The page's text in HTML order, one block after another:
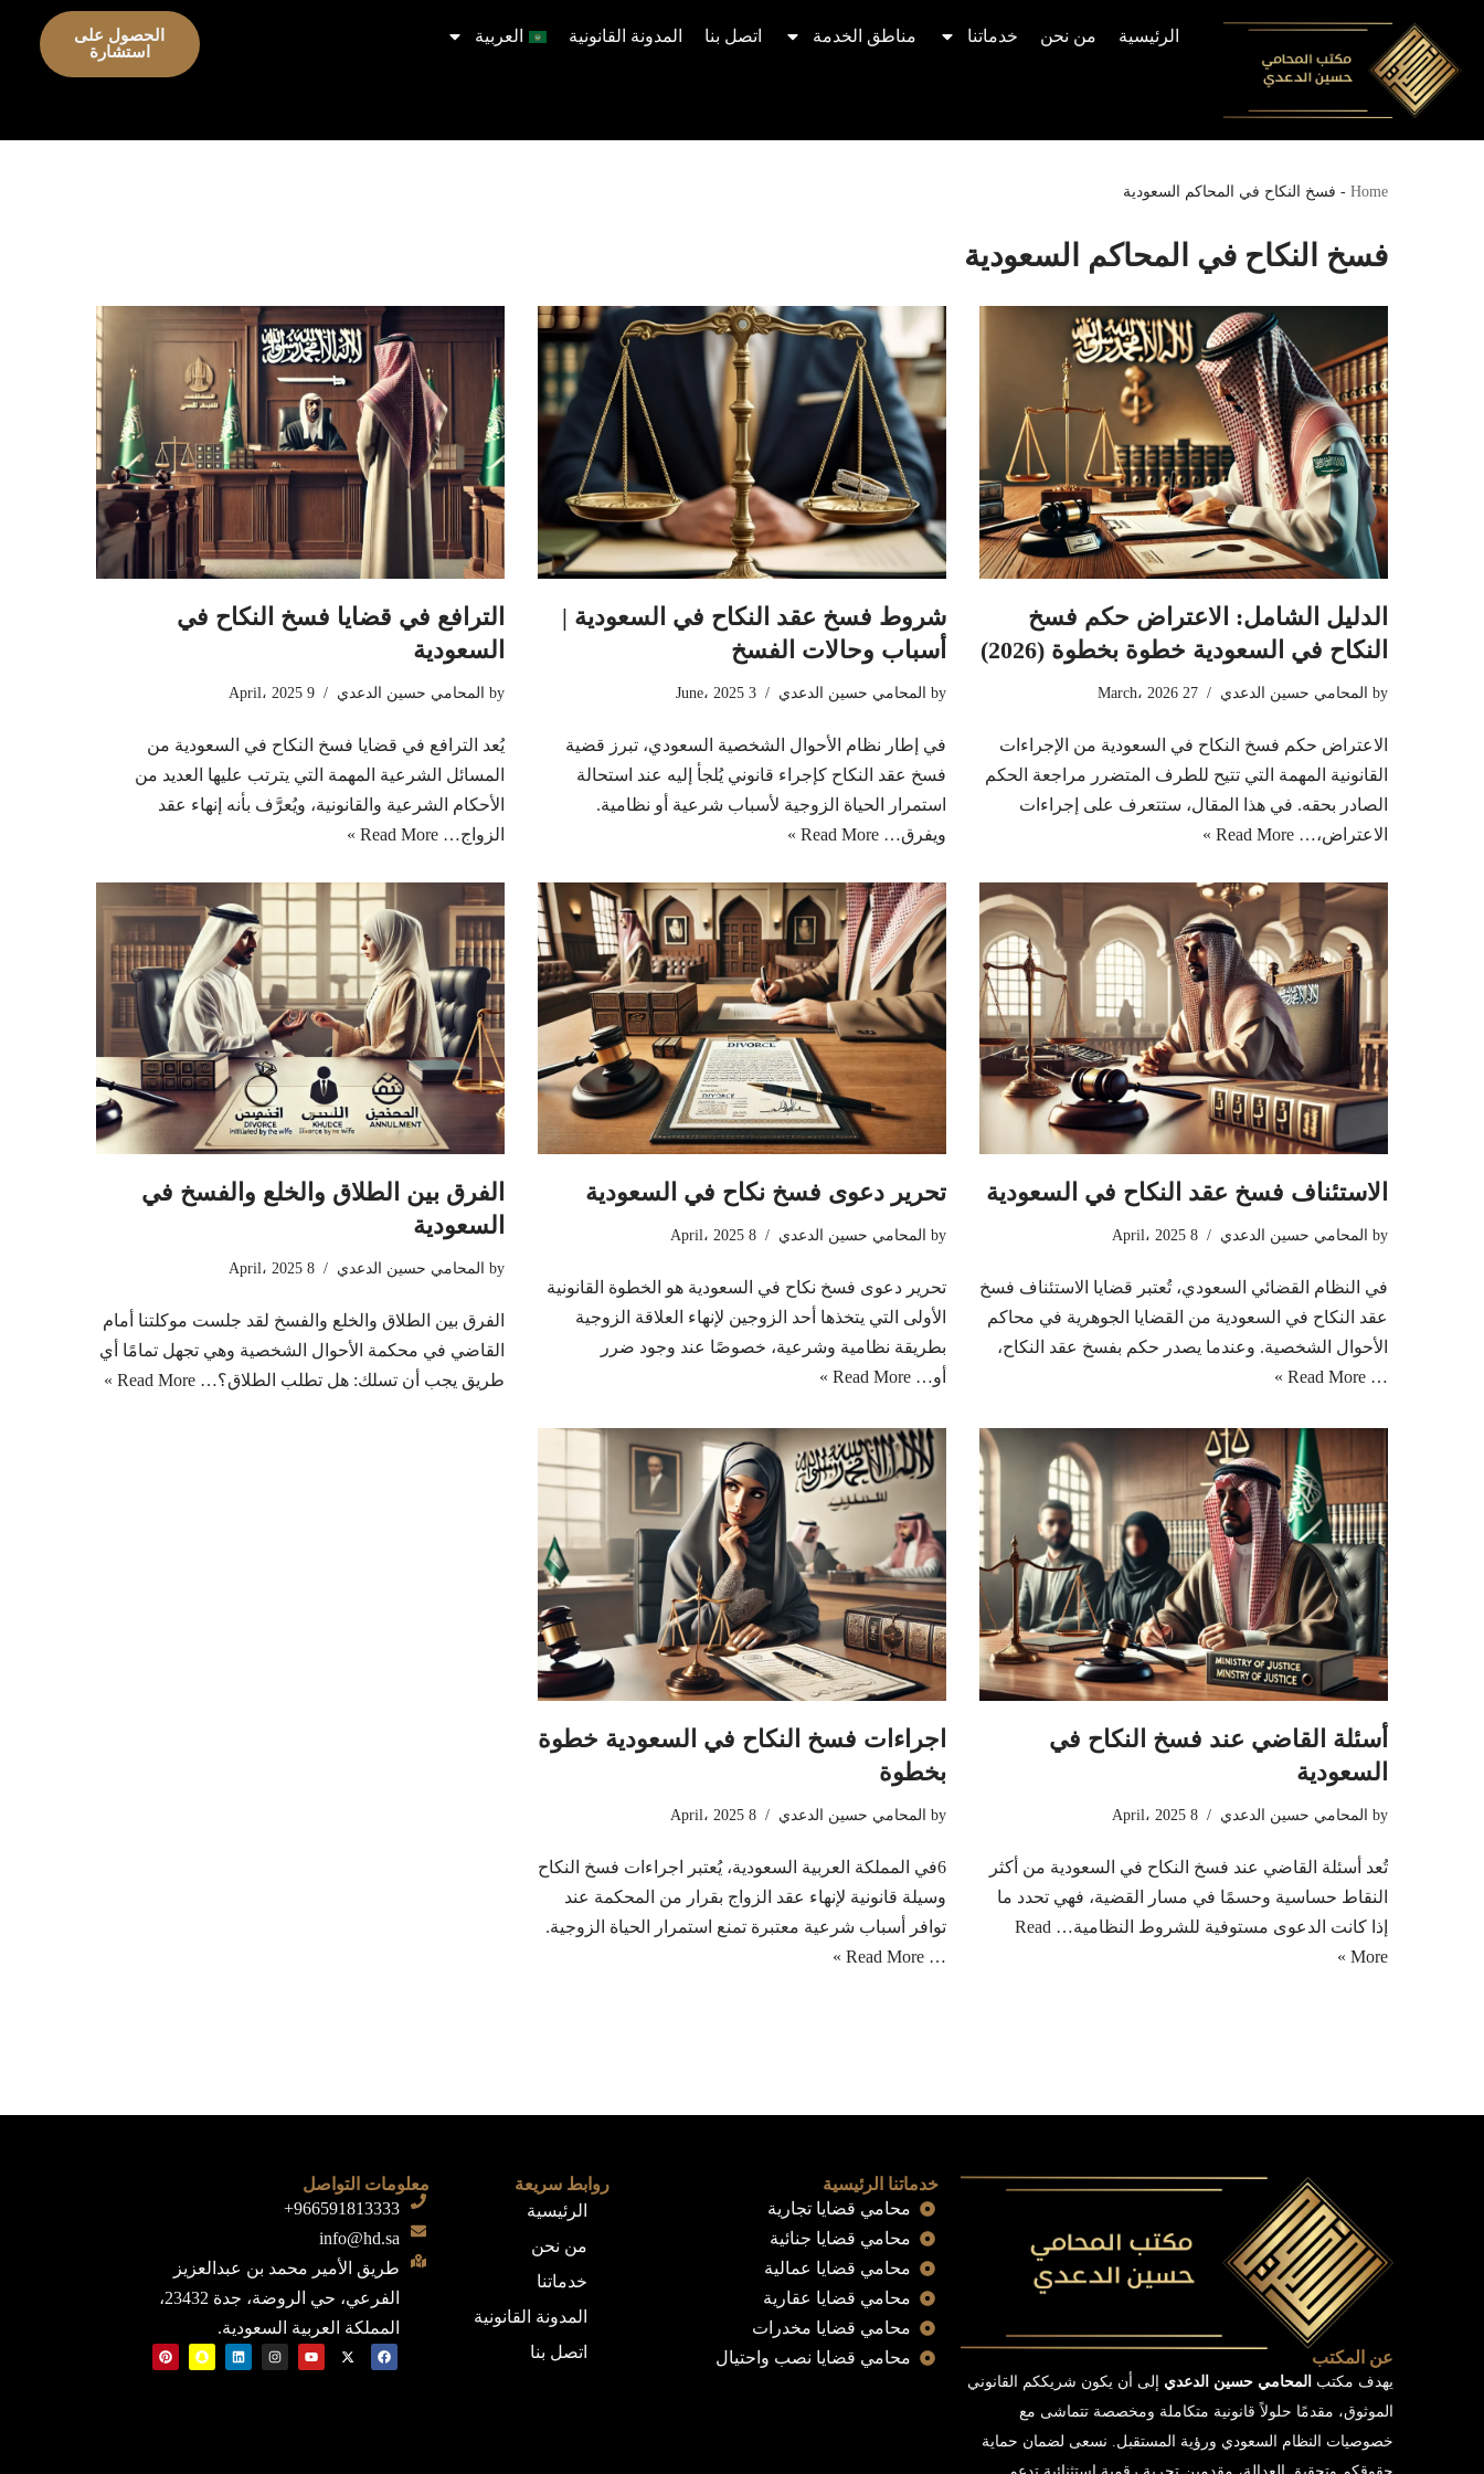
Skip
content
الرئيسية من نحن خدماتنا مناطق الخدمة اتصل بنا المدونة القانونية العربية
الحصول على
استشارة
Home
- فسخ النكاح في المحاكم السعودية
فسخ النكاح في المحاكم السعودية
الدليل الشامل: الاعتراض حكم فسخ
النكاح في السعودية خطوة بخطوة (2026)
by المحامي حسين الدعدي 27 March، 2026
الاعتراض حكم فسخ النكاح في السعودية من الإجراءات
القانونية المهمة التي تتيح للطرف المتضرر مراجعة الحكم
الصادر بحقه. في هذا المقال، ستتعرف على إجراءات
الاعتراض،… Read More »
شروط فسخ عقد النكاح في السعودية |
أسباب وحالات الفسخ
by المحامي حسين الدعدي 3 June، 2025
في إطار نظام الأحوال الشخصية السعودي، تبرز قضية
فسخ عقد النكاح كإجراء قانوني يُلجأ إليه عند استحالة
استمرار الحياة الزوجية لأسباب شرعية أو نظامية.
ويفرق… Read More »
الترافع في قضايا فسخ النكاح في
السعودية
by المحامي حسين الدعدي 9 April، 2025
يُعد الترافع في قضايا فسخ النكاح في السعودية من
المسائل الشرعية المهمة التي يترتب عليها العديد من
الأحكام الشرعية والقانونية، ويُعرَّف بأنه إنهاء عقد
الزواج… Read More »
الاستئناف فسخ عقد النكاح في السعودية
by المحامي حسين الدعدي 8 April، 2025
في النظام القضائي السعودي، تُعتبر قضايا الاستئناف فسخ
عقد النكاح في السعودية من القضايا الجوهرية في محاكم
الأحوال الشخصية. وعندما يصدر حكم بفسخ عقد النكاح،
…
Read More »
تحرير دعوى فسخ نكاح في السعودية
by المحامي حسين الدعدي 8 April، 2025
تحرير دعوى فسخ نكاح في السعودية هو الخطوة القانونية
الأولى التي يتخذها أحد الزوجين لإنهاء العلاقة الزوجية
بطريقة نظامية وشرعية، خصوصًا عند وجود ضرر
أو… Read More »
الفرق بين الطلاق والخلع والفسخ في
السعودية
by المحامي حسين الدعدي 8 April، 2025
الفرق بين الطلاق والخلع والفسخ لقد جلست موكلتنا أمام
القاضي في محكمة الأحوال الشخصية وهي تجهل تمامًا أي
طريق يجب أن تسلك: هل تطلب الطلاق؟… Read More »
أسئلة القاضي عند فسخ النكاح في
السعودية
by المحامي حسين الدعدي 8 April، 2025
تُعد أسئلة القاضي عند فسخ النكاح في السعودية من أكثر
النقاط حساسية وحسمًا في مسار القضية، فهي تحدد ما
إذا كانت الدعوى مستوفية للشروط النظامية… Read
More »
اجراءات فسخ النكاح في السعودية خطوة
بخطوة
by المحامي حسين الدعدي 8 April، 2025
6في المملكة العربية السعودية، يُعتبر اجراءات فسخ النكاح
وسيلة قانونية لإنهاء عقد الزواج بقرار من المحكمة عند
توافر أسباب شرعية معتبرة تمنع استمرار الحياة الزوجية.
…
Read More »
عن المكتب
يهدف مكتب المحامي حسين الدعدي إلى أن يكون شريككم القانوني
الموثوق، مقدمًا حلولاً قانونية متكاملة ومخصصة تتماشى مع
خصوصيات النظام السعودي ورؤية المستقبل. نسعى لضمان حماية
خدماتنا الرئيسية
محامي قضايا تجارية
محامي قضايا جنائية
محامي قضايا عمالية
محامي قضايا عقارية
محامي قضايا مخدرات
محامي قضايا نصب واحتيال
روابط سريعة
الرئيسية
من نحن
خدماتنا
المدونة القانونية
اتصل بنا
معلومات التواصل
966591813333+
info@hd.sa
طريق الأمير محمد بن عبدالعزيز
الفرعي، حي الروضة، جدة 23432،
المملكة العربية السعودية.